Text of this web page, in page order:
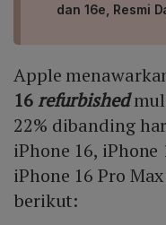
dan 16e, Resmi
Apple
16refurbished
22% dibanding
iPhone 16, iPhone
iPhone 16 Pro Max
berikut: